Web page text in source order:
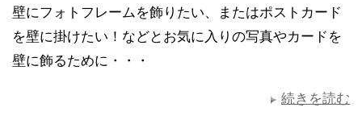
壁にフォトフレームを飾りたい、またはポストカード
を壁に掛けたい！などとお気に入りの写真やカードを
壁に飾るために・・・
続きを読む